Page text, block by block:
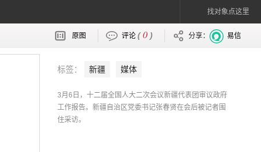
找对象点这里
原图 评论 (0 ) 分享： 易信
标签： 新疆 媒体
3月6日，十二届全国人大二次会议新疆代表团审议政府
工作报告。新疆自治区党委书记张春贤在会后被记者围
住采访。